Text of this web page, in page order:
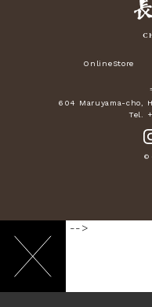
OnlineStore
604 Maruyama-cho,
Tel.
©
-->